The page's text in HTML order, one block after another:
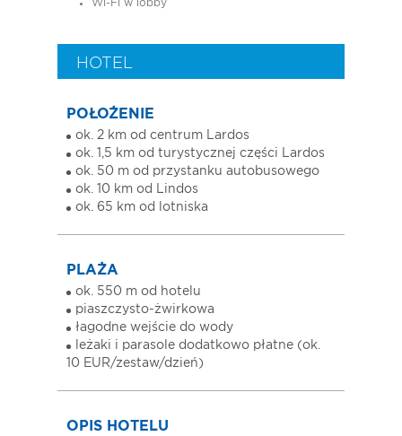
Wi-Fi w lobby
HOTEL
POŁOŻENIE
ok. 2 km od centrum Lardos
ok. 1,5 km od turystycznej części Lardos
ok. 50 m od przystanku autobusowego
ok. 10 km od Lindos
ok. 65 km od lotniska
PLAŻA
ok. 550 m od hotelu
piaszczysto-żwirkowa
łagodne wejście do wody
leżaki i parasole dodatkowo płatne (ok.
10 EUR/zestaw/dzień)
OPIS HOTELU